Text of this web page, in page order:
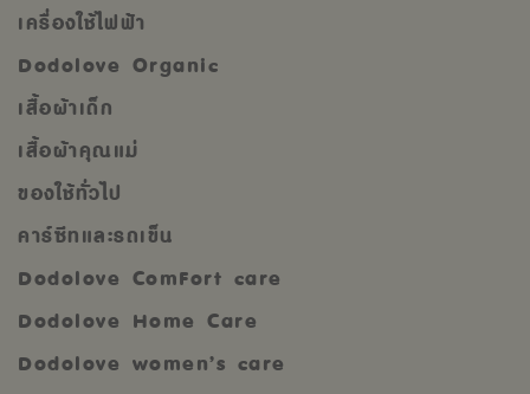
เครื่องใช้ไฟฟ้า
Dodolove Organic
เสื้อผ้าเด็ก
เสื้อผ้าคุณแม่
ของใช้ทั่วไป
คาร์ซีทและรถเข็น
Dodolove ComFort care
Dodolove Home Care
Dodolove women’s care